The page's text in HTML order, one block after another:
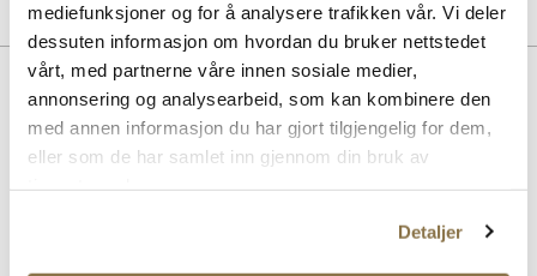
mediefunksjoner og for å analysere trafikken vår. Vi deler
dessuten informasjon om hvordan du bruker nettstedet
vårt, med partnerne våre innen sosiale medier,
annonsering og analysearbeid, som kan kombinere den
med annen informasjon du har gjort tilgjengelig for dem,
eller som de har samlet inn gjennom din bruk av
Detaljer
BESKRIVELSE
Trendy sort skolett. Spiss tå og smal hæl som måler 4 cm. Innsteget
fra toppen måler 12 cm og skaftvidde er på 40 cm, målene måles i